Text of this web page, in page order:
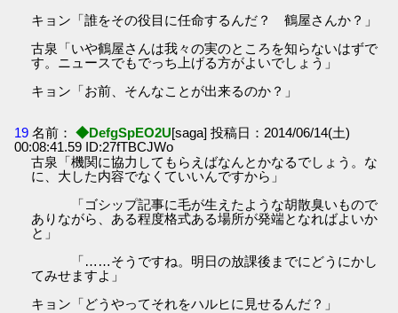
キョン「誰をその役目に任命するんだ？ 鶴屋さんか？」
古泉「いや鶴屋さんは我々の実のところを知らないはずで
す。ニュースでもでっち上げる方がよいでしょう」
キョン「お前、そんなことが出来るのか？」
19 名前： ◆DefgSpEO2U[saga] 投稿日：2014/06/14(土)
00:08:41.59 ID:27fTBCJWo
古泉「機関に協力してもらえばなんとかなるでしょう。な
に、大した内容でなくていいんですから」
「ゴシップ記事に毛が生えたような胡散臭いもので
ありながら、ある程度格式ある場所が発端となればよいか
と」
「……そうですね。明日の放課後までにどうにかし
てみせますよ」
キョン「どうやってそれをハルヒに見せるんだ？」